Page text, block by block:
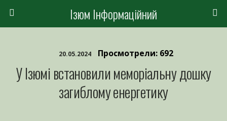
Ізюм Інформаційний
20.05.2024 Просмотрели: 692
У Ізюмі встановили меморіальну дошку
загиблому енергетику